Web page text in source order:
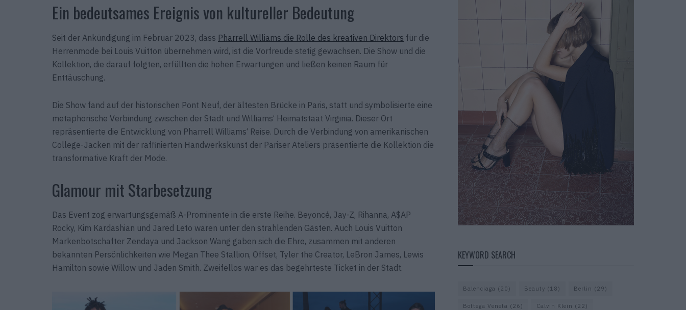
Ein bedeutsames Ereignis von kultureller Bedeutung
Seit der Ankündigung im Februar 2023, dass Pharrell Williams die Rolle des kreativen Direktors für die
Herrenmode bei Louis Vuitton übernehmen wird, ist die Vorfreude stetig gewachsen. Die Show und die
Kollektion, die darauf folgten, erfüllten die hohen Erwartungen und ließen keinen Raum für
Enttäuschung.
Die Show fand auf der historischen Pont Neuf, der ältesten Brücke in Paris, statt und symbolisierte eine
metaphorische Verbindung zwischen der Stadt und Williams‘ Heimatstaat Virginia. Dieser Ort
repräsentierte die Entwicklung von Pharrell Williams‘ Reise. Durch die Verbindung von amerikanischen
College-Jacken mit der raffinierten Handwerkskunst der Pariser Ateliers präsentierte die Kollektion die
transformative Kraft der Mode.
Glamour mit Starbesetzung
Das Event zog erwartungsgemäß A-Prominente in die erste Reihe. Beyoncé, Jay-Z, Rihanna, A$AP
Rocky, Kim Kardashian und Jared Leto waren unter den strahlenden Gästen. Auch Louis Vuitton
Markenbotschafter Zendaya und Jackson Wang gaben sich die Ehre, zusammen mit anderen
bekannten Persönlichkeiten wie Megan Thee Stallion, Offset, Tyler the Creator, LeBron James, Lewis
Hamilton sowie Willow und Jaden Smith. Zweifellos war es das begehrteste Ticket in der Stadt.
KEYWORD SEARCH
Balenciaga (20) Beauty (18) Berlin (29)
Bottega Veneta (26) Calvin Klein (22)